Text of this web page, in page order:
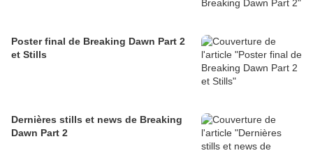
Poster final de Breaking Dawn Part 2
et Stills
Dernières stills et news de Breaking
Dawn Part 2